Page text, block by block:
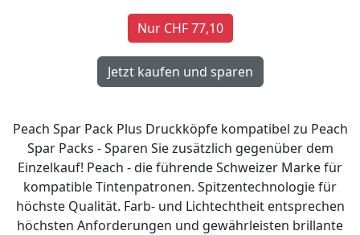
Nur CHF 77,10
Peach Spar Pack Plus Druckköpfe kompatibel zu Peach
Spar Packs - Sparen Sie zusätzlich gegenüber dem
Einzelkauf! Peach - die führende Schweizer Marke für
kompatible Tintenpatronen. Spitzentechnologie für
höchste Qualität. Farb- und Lichtechtheit entsprechen
höchsten Anforderungen und gewährleisten brillante